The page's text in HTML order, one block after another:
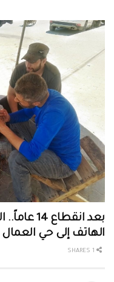
بعد
الهاتف إلى حي العمال